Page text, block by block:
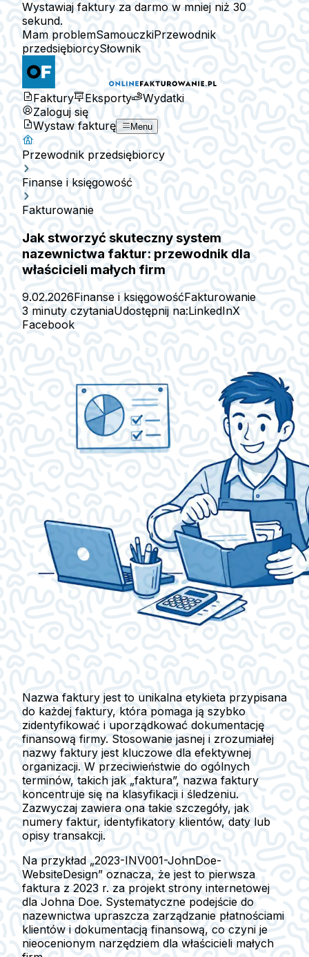
Wystawiaj faktury za darmo w mniej niż 30
sekund.
Mam problemSamouczkiPrzewodnik
przedsiębiorcySłownik
Faktury Eksporty
Wydatki
Zaloguj się
Wystaw fakturę
Menu
Przewodnik przedsiębiorcy
Finanse i księgowość
Fakturowanie
Jak stworzyć skuteczny system
nazewnictwa faktur: przewodnik dla
właścicieli małych firm
9.02.2026Finanse i księgowośćFakturowanie
3 minuty czytaniaUdostępnij na:LinkedInX
Facebook
Nazwa faktury jest to unikalna etykieta przypisana
do każdej faktury, która pomaga ją szybko
zidentyfikować i uporządkować dokumentację
finansową firmy. Stosowanie jasnej i zrozumiałej
nazwy faktury jest kluczowe dla efektywnej
organizacji. W przeciwieństwie do ogólnych
terminów, takich jak „faktura”, nazwa faktury
koncentruje się na klasyfikacji i śledzeniu.
Zazwyczaj zawiera ona takie szczegóły, jak
numery faktur, identyfikatory klientów, daty lub
opisy transakcji.
Na przykład „2023-INV001-JohnDoe-
WebsiteDesign” oznacza, że jest to pierwsza
faktura z 2023 r. za projekt strony internetowej
dla Johna Doe. Systematyczne podejście do
nazewnictwa upraszcza zarządzanie płatnościami
klientów i dokumentacją finansową, co czyni je
nieocenionym narzędziem dla właścicieli małych